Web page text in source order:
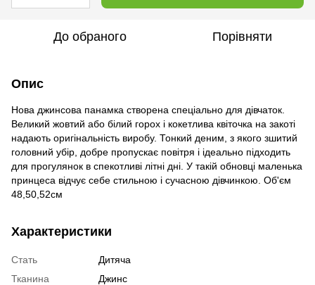
До обраного Порівняти
Опис
Нова джинсова панамка створена спеціально для дівчаток.
Великий жовтий або білий горох і кокетлива квіточка на закоті
надають оригінальність виробу. Тонкий деним, з якого зшитий
головний убір, добре пропускає повітря і ідеально підходить
для прогулянок в спекотливі літні дні. У такій обновці маленька
принцеса відчує себе стильною і сучасною дівчинкою. Об'єм
48,50,52см
Характеристики
Стать
Дитяча
Тканина
Джинс